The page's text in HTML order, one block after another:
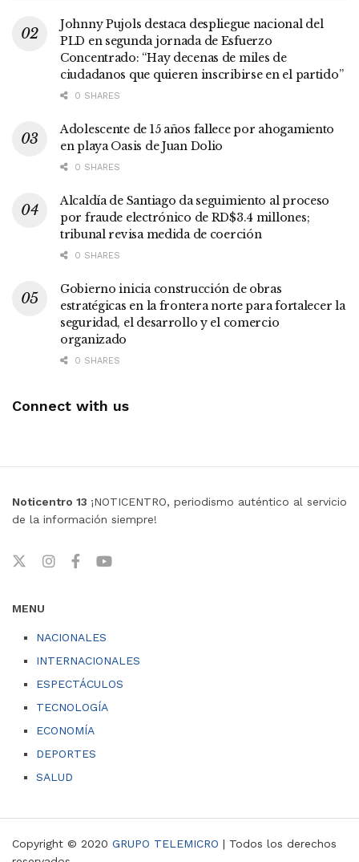
Johnny Pujols destaca despliegue nacional del
PLD en segunda jornada de Esfuerzo
Concentrado: “Hay decenas de miles de
ciudadanos que quieren inscribirse en el partido”
0 SHARES
Adolescente de 15 años fallece por ahogamiento
en playa Oasis de Juan Dolio
0 SHARES
Alcaldía de Santiago da seguimiento al proceso
por fraude electrónico de RD$3.4 millones;
tribunal revisa medida de coerción
0 SHARES
Gobierno inicia construcción de obras
estratégicas en la frontera norte para fortalecer la
seguridad, el desarrollo y el comercio
organizado
0 SHARES
Connect with us
Noticentro 13 ¡NOTICENTRO, periodismo auténtico al servicio
de la información siempre!
MENU
NACIONALES
INTERNACIONALES
ESPECTÁCULOS
TECNOLOGÍA
ECONOMÍA
DEPORTES
SALUD
Copyright © 2020 GRUPO TELEMICRO | Todos los derechos